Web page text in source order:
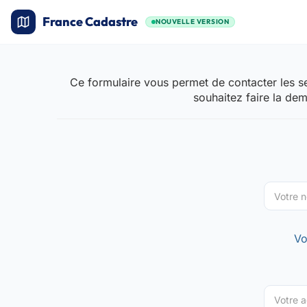
France Cadastre NOUVELLE VERSION
Ce formulaire vous permet de contacter les
souhaitez faire la